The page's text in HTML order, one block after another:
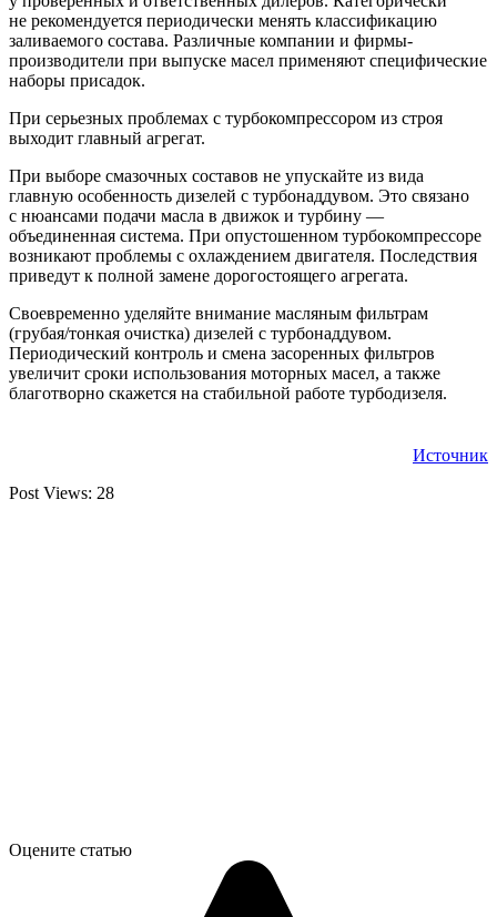
не рекомендуется периодически менять классификацию
заливаемого состава. Различные компании и фирмы-
производители при выпуске масел применяют специфические
наборы присадок.
При серьезных проблемах с турбокомпрессором из строя
выходит главный агрегат.
При выборе смазочных составов не упускайте из вида
главную особенность дизелей с турбонаддувом. Это связано
с нюансами подачи масла в движок и турбину —
объединенная система. При опустошенном турбокомпрессоре
возникают проблемы с охлаждением двигателя. Последствия
приведут к полной замене дорогостоящего агрегата.
Своевременно уделяйте внимание масляным фильтрам
(грубая/тонкая очистка) дизелей с турбонаддувом.
Периодический контроль и смена засоренных фильтров
увеличит сроки использования моторных масел, а также
благотворно скажется на стабильной работе турбодизеля.
Источник
Post Views: 28
Оцените статью